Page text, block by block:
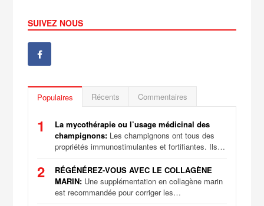
SUIVEZ NOUS
Populaires Récents Commentaires
1
La mycothérapie ou l’usage médicinal des
champignons: Les champignons ont tous des
propriétés immunostimulantes et fortifiantes. Ils…
2
RÉGÉNÉREZ-VOUS AVEC LE COLLAGÈNE
MARIN: Une supplémentation en collagène marin
est recommandée pour corriger les…